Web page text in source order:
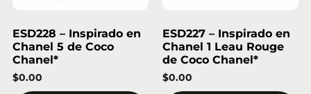
ESD228 – Inspirado en
Chanel 5 de Coco
Chanel*
$0.00
ESD227 – Inspirado en
Chanel 1 Leau Rouge
de Coco Chanel*
$0.00